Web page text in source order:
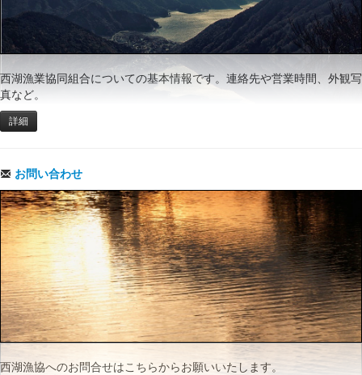
西湖漁業協同組合についての基本情報です。連絡先や営業時間、外観写
真など。
詳細
お問い合わせ
西湖漁協へのお問合せはこちらからお願いいたします。